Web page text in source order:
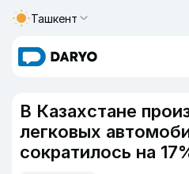
Ташкент
В Казахстане
легковых
сократилось на